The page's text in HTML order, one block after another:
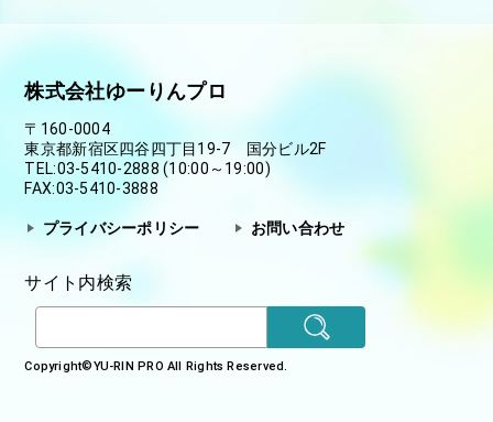
株式会社ゆーりんプロ
〒160-0004
東京都新宿区四谷四丁目19-7 国分ビル2F
TEL:03-5410-2888 (10:00～19:00)
FAX:03-5410-3888
プライバシーポリシー お問い合わせ
サイト内検索
Copyright©YU-RIN PROAll Rights Reserved.